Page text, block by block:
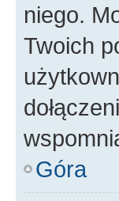
niego.
Twoich
Góra